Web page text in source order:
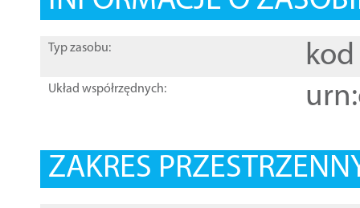
Typ zasobu: kod
Układ współrzędnych:
ZAKRES